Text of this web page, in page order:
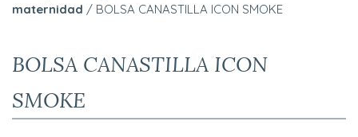
maternidad / BOLSA CANASTILLA ICON SMOKE
BOLSA CANASTILLA ICON
SMOKE